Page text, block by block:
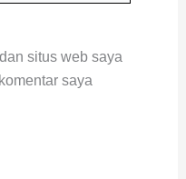
situs web saya
saya